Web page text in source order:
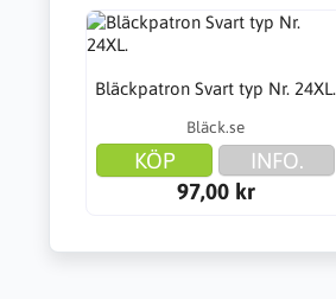
Bläckpatron Svart typ Nr. 24XL.
Bläck.se
KÖP
INFO.
97,00 kr